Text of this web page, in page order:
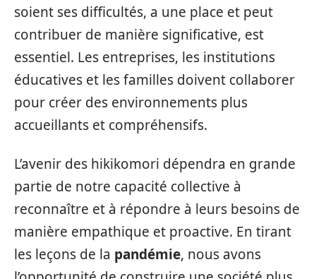
soient ses difficultés, a une place et peut
contribuer de manière significative, est
essentiel. Les entreprises, les institutions
éducatives et les familles doivent collaborer
pour créer des environnements plus
accueillants et compréhensifs.
L’avenir des hikikomori dépendra en grande
partie de notre capacité collective à
reconnaître et à répondre à leurs besoins de
manière empathique et proactive. En tirant
les leçons de la pandémie, nous avons